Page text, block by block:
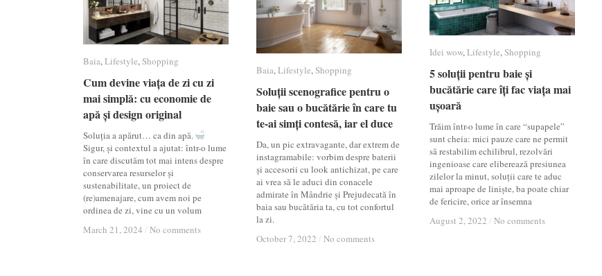
Baia,Lifestyle,Shopping
Cum devine viața de zi cu zi
mai simplă: cu economie de
apă și design original
Soluția a apărut… ca din apă.
Sigur, și contextul a ajutat: într-o lume
în care discutăm tot mai intens despre
conservarea resurselor și
sustenabilitate, un proiect de
(re)amenajare, cum avem noi pe
ordinea de zi, vine cu un volum
March 21, 2024 / No comments
Baia Lifestyle Shopping
Cum devine viața de zi cu zi
mai simplă: cu economie de
apă și design original
March 21, 2024 / No comments
Baia,Lifestyle,Shopping
Soluții scenografice pentru o
baie sau o bucătărie în care tu
te-ai simți contesă, iar el duce
Da, un pic extravagante, dar extrem de
instagramabile: vorbim despre baterii
și accesorii cu look antichizat, pe care
ai vrea să le aduci din conacele
admirate în Mândrie și Prejudecată în
baia sau bucătăria ta, cu tot confortul
la zi.
October 7, 2022 / No comments
Baia Lifestyle Shopping
Soluții scenografice pentru o
baie sau o bucătărie în care tu
te-ai simți contesă, iar el duce
October 7, 2022 / No comments
Idei wow,Lifestyle,Shopping
5 soluții pentru baie și
bucătărie care îți fac viața mai
ușoară
Trăim într-o lume în care “supapele”
sunt cheia: mici pauze care ne permit
să restabilim echilibrul, rezolvări
ingenioase care eliberează presiunea
zilelor la minut, soluții care te aduc
mai aproape de liniște, ba poate chiar
de fericire, orice ar însemna
August 2, 2022 / No comments
Idei wow Lifestyle Shopping
5 soluții pentru baie și
bucătărie care îți fac viața mai
ușoară
August 2, 2022 / No comments